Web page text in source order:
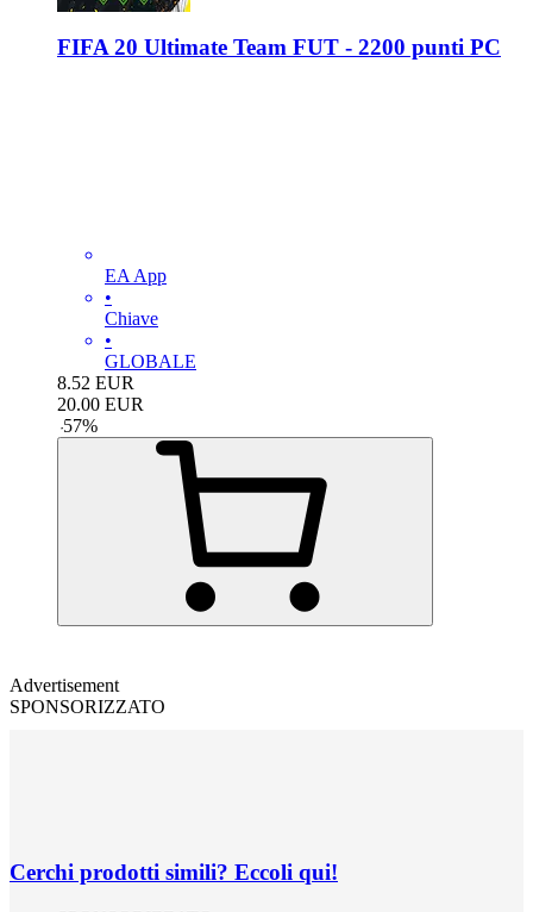
FIFA 20 Ultimate Team FUT - 2200 punti PC
EA App
•
Chiave
•
GLOBALE
8.52 EUR
20.00 EUR
-57%
Advertisement
SPONSORIZZATO
Cerchi prodotti simili? Eccoli qui!